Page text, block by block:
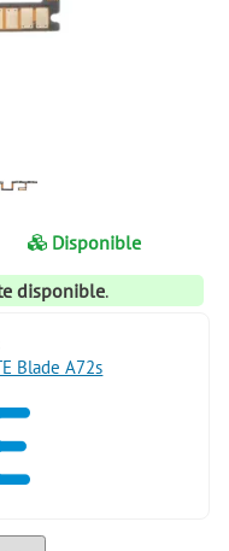
Disponible
disponible.
Blade A72s